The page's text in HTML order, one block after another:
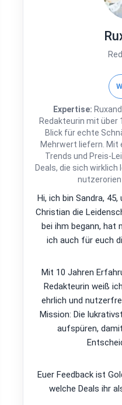
Expertise:
Redakteurin mit über
Blick für echte
Mehrwert liefern. Mit
Trends und Preis-
Deals, die sich wirklich
Hi, ich bin Sandra,
Christian die
bei ihm begann, hat
ich auch für euch
Mit 10 Jahren
Redakteurin weiß
ehrlich und
Mission: Die
aufspüren,
Euer Feedback ist
welche Deals ihr